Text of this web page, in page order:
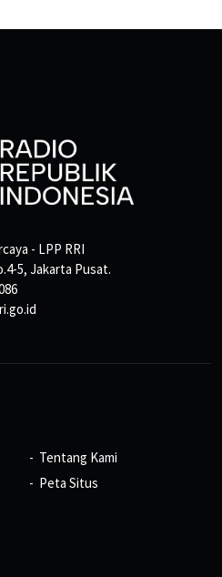
- LPP RRI
5, Jakarta Pusat.
Tentang Kami
Peta Situs